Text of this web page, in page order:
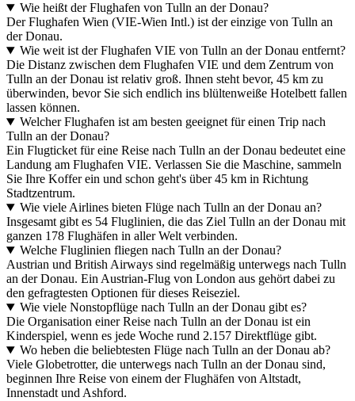
Wie heißt der Flughafen von Tulln an der Donau?
Der Flughafen Wien (VIE-Wien Intl.) ist der einzige von Tulln an
der Donau.
Wie weit ist der Flughafen VIE von Tulln an der Donau entfernt?
Die Distanz zwischen dem Flughafen VIE und dem Zentrum von
Tulln an der Donau ist relativ groß. Ihnen steht bevor, 45 km zu
überwinden, bevor Sie sich endlich ins blültenweiße Hotelbett fallen
lassen können.
Welcher Flughafen ist am besten geeignet für einen Trip nach
Tulln an der Donau?
Ein Flugticket für eine Reise nach Tulln an der Donau bedeutet eine
Landung am Flughafen VIE. Verlassen Sie die Maschine, sammeln
Sie Ihre Koffer ein und schon geht's über 45 km in Richtung
Stadtzentrum.
Wie viele Airlines bieten Flüge nach Tulln an der Donau an?
Insgesamt gibt es 54 Fluglinien, die das Ziel Tulln an der Donau mit
ganzen 178 Flughäfen in aller Welt verbinden.
Welche Fluglinien fliegen nach Tulln an der Donau?
Austrian und British Airways sind regelmäßig unterwegs nach Tulln
an der Donau. Ein Austrian-Flug von London aus gehört dabei zu
den gefragtesten Optionen für dieses Reiseziel.
Wie viele Nonstopflüge nach Tulln an der Donau gibt es?
Die Organisation einer Reise nach Tulln an der Donau ist ein
Kinderspiel, wenn es jede Woche rund 2.157 Direktflüge gibt.
Wo heben die beliebtesten Flüge nach Tulln an der Donau ab?
Viele Globetrotter, die unterwegs nach Tulln an der Donau sind,
beginnen Ihre Reise von einem der Flughäfen von Altstadt,
Innenstadt und Ashford.